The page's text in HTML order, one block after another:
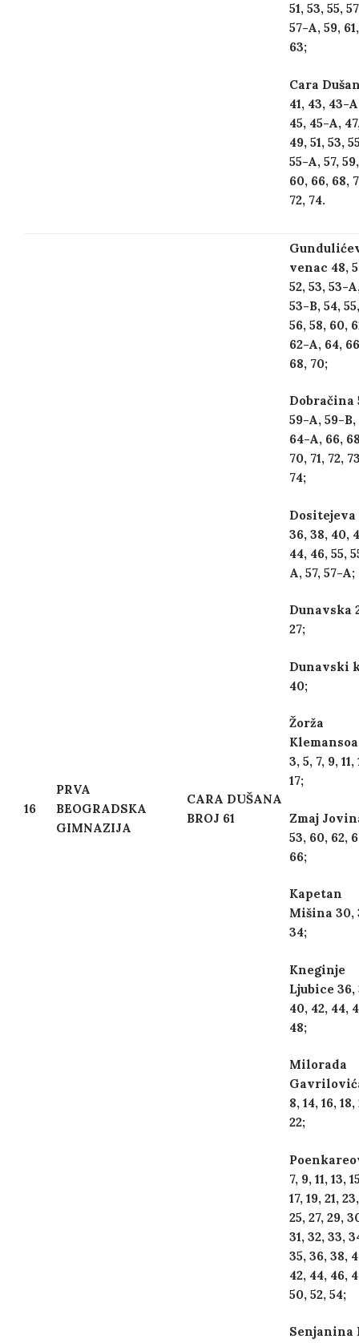
51, 53, 55,
57-A, 59, 61,
63;
Cara
41, 43, 43-
45, 45-A,
49, 51, 53,
55-A, 57, 59,
60, 66, 68,
72, 74.
16
PRVA
BEOGRADSKA
GIMNAZIJA
CARA DUŠANA
BROJ 61
venac 48,
52, 53, 53-
53-B, 54, 55,
56, 58, 60,
62-A, 64,
68, 70;
Dobračina
59-A, 59-B,
64-A, 66,
70, 71, 72,
74;
Dositejeva
36, 38, 40,
44, 46, 55,
A, 57, 57-A;
Dunavska
27;
Dunavski
40;
Žorža
Klemansoa
3, 5, 7, 9, 11,
17;
Zmaj
53, 60, 62,
66;
Kapetan
Mišina 30,
34;
Kneginje
Ljubice 36,
40, 42, 44,
48;
Milorada
8, 14, 16,
22;
7, 9, 11, 13,
17, 19, 21, 23,
25, 27, 29,
31, 32, 33,
35, 36, 38,
42, 44, 46,
50, 52, 54;
Senjanina